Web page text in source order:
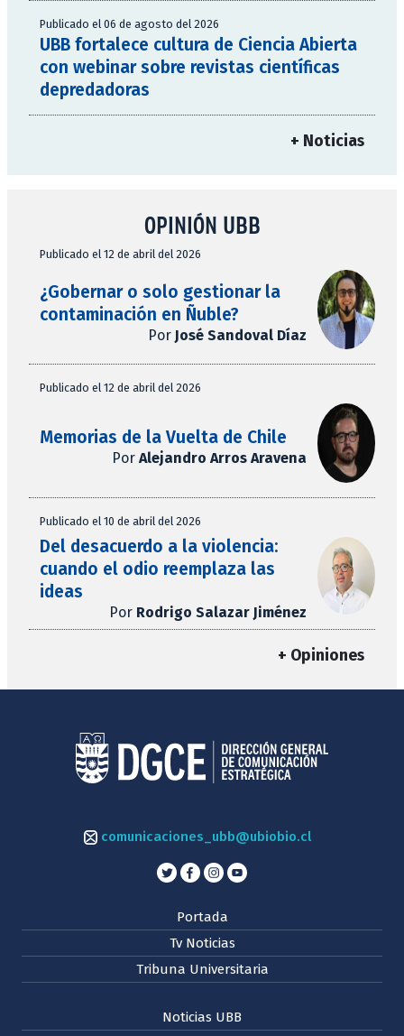
Publicado el 06 de agosto del 2026
UBB fortalece cultura de Ciencia Abierta
con webinar sobre revistas científicas
depredadoras
+ Noticias
OPINIÓN UBB
Publicado el 12 de abril del 2026
¿Gobernar o solo gestionar la
contaminación en Ñuble?
Por José Sandoval Díaz
Publicado el 12 de abril del 2026
Memorias de la Vuelta de Chile
Por Alejandro Arros Aravena
Publicado el 10 de abril del 2026
Del desacuerdo a la violencia:
cuando el odio reemplaza las
ideas
Por Rodrigo Salazar Jiménez
+ Opiniones
comunicaciones_ubb@ubiobio.cl
Portada
Tv Noticias
Tribuna Universitaria
Noticias UBB